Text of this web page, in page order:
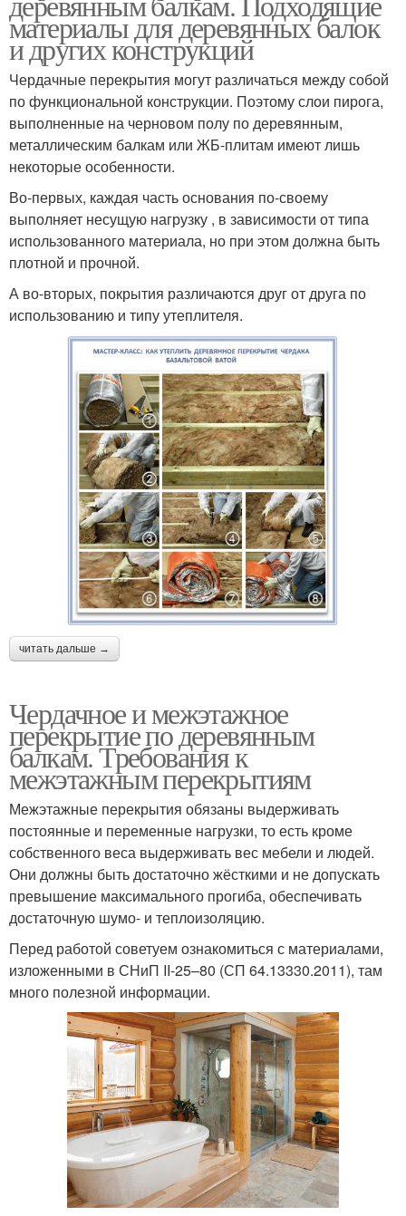
материалы для деревянных балок
и других конструкций
Чердачные перекрытия могут различаться между собой
по функциональной конструкции. Поэтому слои пирога,
выполненные на черновом полу по деревянным,
металлическим балкам или ЖБ-плитам имеют лишь
некоторые особенности.
Во-первых, каждая часть основания по-своему
выполняет несущую нагрузку , в зависимости от типа
использованного материала, но при этом должна быть
плотной и прочной.
А во-вторых, покрытия различаются друг от друга по
использованию и типу утеплителя.
читать дальше →
Чердачное и межэтажное
перекрытие по деревянным
балкам. Требования к
межэтажным перекрытиям
Межэтажные перекрытия обязаны выдерживать
постоянные и переменные нагрузки, то есть кроме
собственного веса выдерживать вес мебели и людей.
Они должны быть достаточно жёсткими и не допускать
превышение максимального прогиба, обеспечивать
достаточную шумо- и теплоизоляцию.
Перед работой советуем ознакомиться с материалами,
изложенными в СНиП II-25–80 (СП 64.13330.2011), там
много полезной информации.